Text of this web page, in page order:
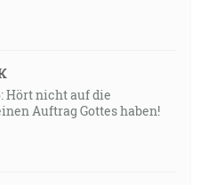
Hört nicht auf die
Auftrag Gottes haben!